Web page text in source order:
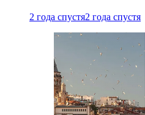
2 года спустя2 года спустя